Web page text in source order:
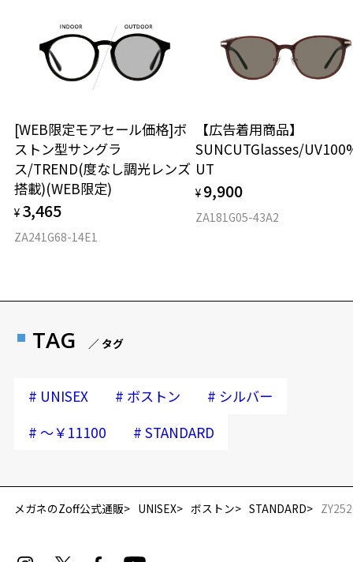
[WEB限定モアセール価格]ボ
ストン型サングラ
ス/TREND(度なし調光レンズ
搭載)(WEB限定)
¥ 3,465
ZA241G68-14E1
【広告着用商品】
SUNCUTGlasses/
UT
¥ 9,900
ZA181G05-43A2
TAG ／ タグ
# UNISEX # ボストン # シルバー
# ～￥11100 # STANDARD
メガネのZoff公式通販 UNISEX ボストン STANDARD